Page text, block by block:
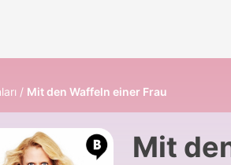
Mit den Waffeln einer Frau
Mit